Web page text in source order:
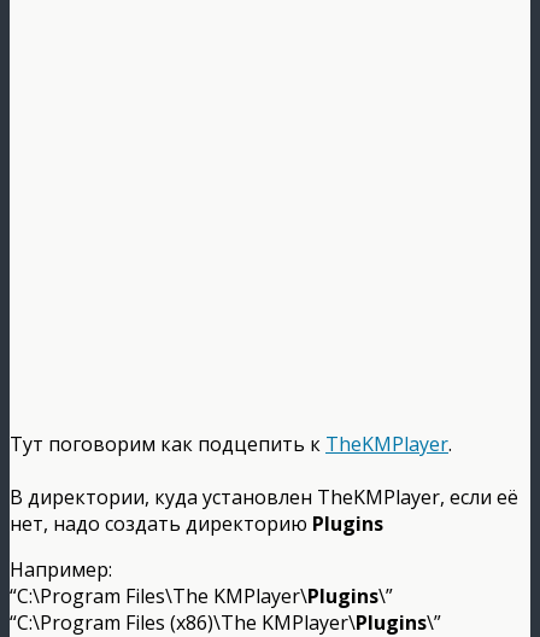
Тут поговорим как подцепить к TheKMPlayer.
В директории, куда установлен TheKMPlayer, если её
нет, надо создать директорию Plugins
Например:
“C:\Program Files\The KMPlayer\Plugins\”
“C:\Program Files (x86)\The KMPlayer\Plugins\”